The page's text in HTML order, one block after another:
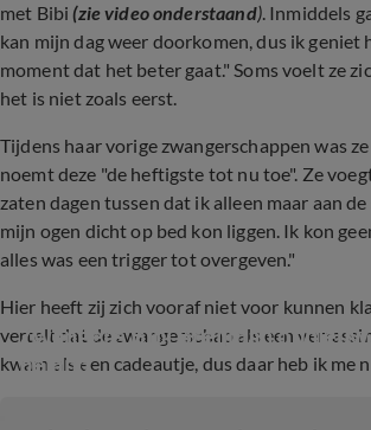
met Bibi(zie video onderstaand). Inmiddels
kan mijn dag weer doorkomen, dus ik geniet
moment dat het beter gaat." Soms voelt ze
het is niet zoals eerst.
Tijdens haar vorige zwangerschappen was
noemt deze "de heftigste tot nu toe". Ze
zaten dagen tussen dat ik alleen maar aan
mijn ogen dicht op bed kon liggen. Ik kon
alles was een trigger tot overgeven."
Hier heeft zij zich vooraf niet voor kunnen
vertelt dat de zwangerschap als een
kwam als een cadeautje, dus daar heb ik me
Zwangere Bibi Breijman
beland